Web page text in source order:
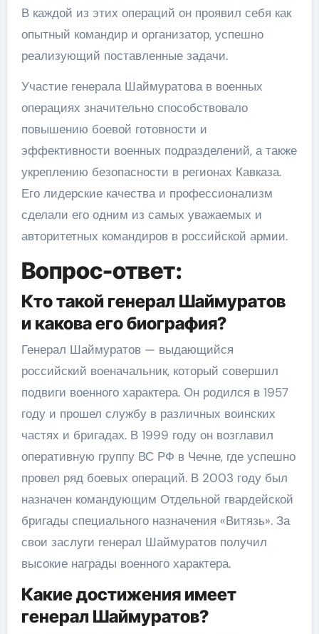
В каждой из этих операций он проявил себя как
опытный командир и организатор, успешно
реализующий поставленные задачи.
Участие генерала Шаймуратова в военных
операциях значительно способствовало
повышению боевой готовности и
эффективности военных подразделений, а также
укреплению безопасности в регионах Кавказа.
Его лидерские качества и профессионализм
сделали его одним из самых уважаемых и
авторитетных командиров в российской армии.
Вопрос-ответ:
Кто такой генерал Шаймуратов
и какова его биография?
Генерал Шаймуратов — выдающийся
российский военачальник, который совершил
подвиги военного характера. Он родился в 1957
году и прошел службу в различных воинских
частях и бригадах. В 1999 году он возглавил
оперативную группу ВС РФ в Чечне, где успешно
провел ряд боевых операций. В 2003 году был
назначен командующим Отдельной гвардейской
бригады специального назначения «Витязь». За
свои заслуги генерал Шаймуратов получил
высокие награды военного характера.
Какие достижения имеет
генерал Шаймуратов?